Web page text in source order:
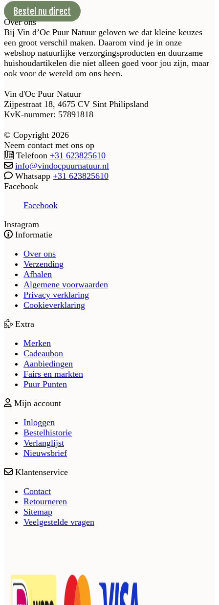
Bestel nu direct
Over ons
Bij Vin d’Oc Puur Natuur geloven we dat kleine keuzes
een groot verschil maken. Daarom vind je in onze
webshop natuurlijke verzorgingsproducten en duurzame
huishoudartikelen die niet alleen goed voor jou zijn, maar
ook voor de wereld om ons heen.
Vin d'Oc Puur Natuur
Zijpestraat 18, 4675 CV Sint Philipsland
KvK-nummer: 57891818
© Copyright 2026
Neem contact met ons op
Telefoon +31 623825610
info@vindocpuurnatuur.nl
Whatsapp +31 623825610
Facebook
Facebook
Instagram
Informatie
Over ons
Verzending
Afhalen
Algemene voorwaarden
Privacy verklaring
Cookieverklaring
Extra
Merken
Cadeaubon
Aanbiedingen
Fairs en markten
Puur Punten
Mijn account
Inloggen
Bestelhistorie
Verlanglijst
Nieuwsbrief
Klantenservice
Contact
Retourneren
Sitemap
Veelgestelde vragen